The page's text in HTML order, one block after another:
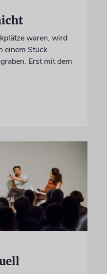
waren, wird
einem Stück
Erst mit dem